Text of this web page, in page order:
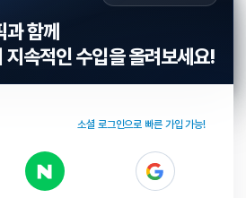
과 함께
지속적인 수입을 올려보세요!
소셜 로그인으로 빠른 가입 가능!